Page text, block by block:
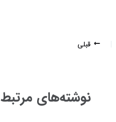
پیمایشقبلی
نوشته‌های مرتبط